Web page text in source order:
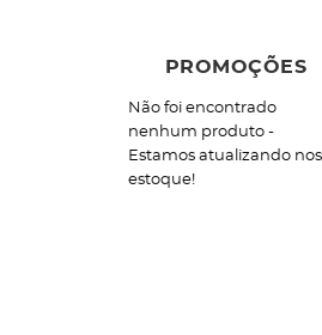
PROMOÇÕES
Não foi encontrado
nenhum produto -
Estamos atualizando
estoque!